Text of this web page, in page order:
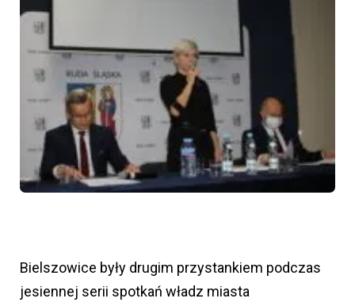
Bielszowice były drugim przystankiem podczas
jesiennej serii spotkań władz miasta